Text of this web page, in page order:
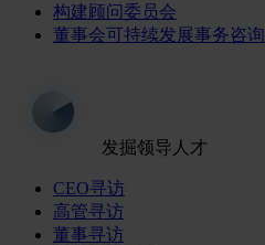
构建顾问委员会
董事会可持续发展事务咨询
发掘领导人才
CEO寻访
高管寻访
董事寻访